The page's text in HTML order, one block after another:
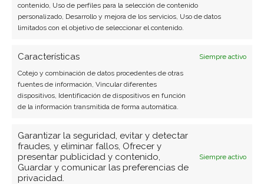
contenido, Uso de perfiles para la selección de contenido
personalizado, Desarrollo y mejora de los servicios, Uso de datos
limitados con el objetivo de seleccionar el contenido.
Características
Siempre activo
Cotejo y combinación de datos procedentes de otras
fuentes de información, Vincular diferentes
dispositivos, Identificación de dispositivos en función
de la información transmitida de forma automática.
Garantizar la seguridad, evitar y detectar
fraudes, y eliminar fallos, Ofrecer y
presentar publicidad y contenido,
Guardar y comunicar las preferencias de
privacidad.
Siempre activo